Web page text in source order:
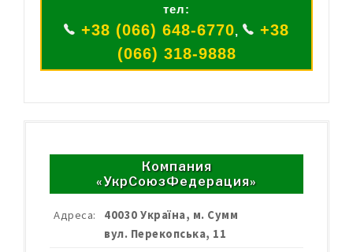
тел:
+38 (066) 648-6770,
+38
(066) 318-9888
Компания
«УкрСоюзФедерация»
Адреса:
40030 Україна, м. Сумм
вул. Перекопська, 11